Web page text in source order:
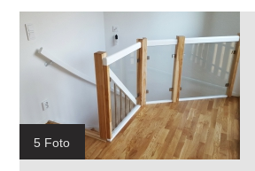
5 Foto